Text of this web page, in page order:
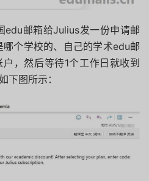
edu邮箱给Julius发一份申请邮
个学校的、自己的学术edu邮
，然后等待1个工作日就收到
下图所示：